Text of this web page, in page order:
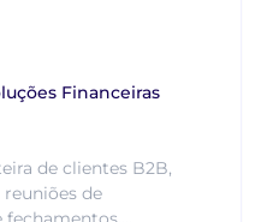
Financeiras
de clientes B2B,
de